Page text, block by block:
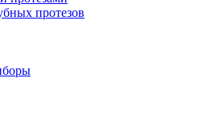
протезов